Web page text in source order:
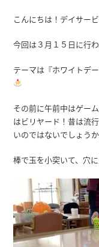
こんにちは！デイサー
今回は３月１５日に行
テーマは『ホワイトデ
その前に午前中はゲー
はビリヤード！昔は流
いのではないでしょうか
棒で玉を小突いて、穴